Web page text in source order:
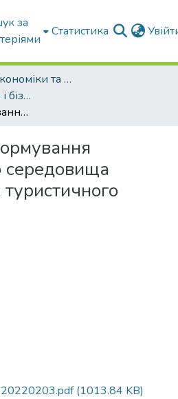
за
Статистика
Факультет Економіки та бізнесу
Кафедра Економіки і бізнесу
Особливості формування інституційного середовища національного туристичного бізнесу
середовища
(1013.84 KB)